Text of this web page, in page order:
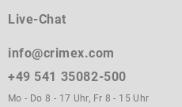
Live-Chat
info@crimex.com
+49 541 35082-500
Mo - Do 8 - 17 Uhr, Fr 8 - 15 Uhr